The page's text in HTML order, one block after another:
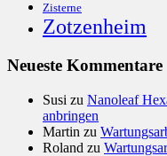
Zisterne
Zotzenheim
Neueste Kommentare
Susi zu Nanoleaf
anbringen
Martin zu
Roland zu